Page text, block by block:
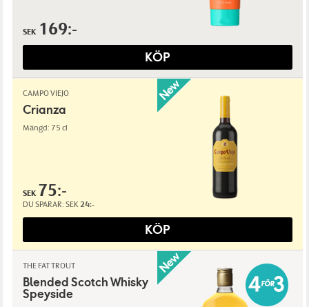
SEK 169:-
KÖP
CAMPO VIEJO
Crianza
Mängd: 75 cl
SEK 75:-
DU SPARAR: SEK 24:-
KÖP
THE FAT TROUT
Blended Scotch Whisky
Speyside